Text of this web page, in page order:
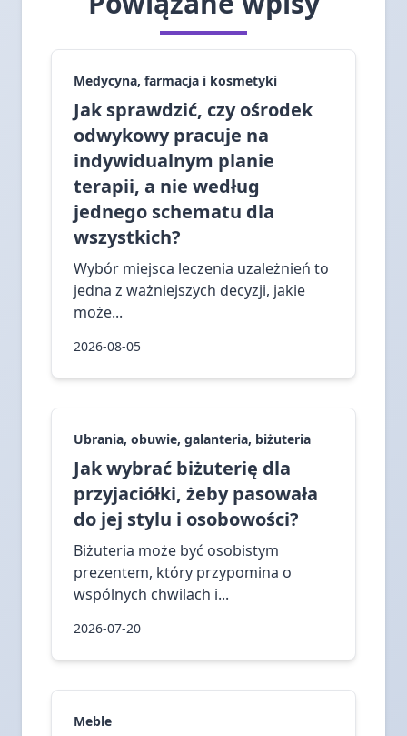
Medycyna, farmacja i kosmetyki
Jak sprawdzić, czy ośrodek
odwykowy pracuje na
indywidualnym planie
terapii, a nie według
jednego schematu dla
wszystkich?
Wybór miejsca leczenia uzależnień to
jedna z ważniejszych decyzji, jakie
może...
2026-08-05
Ubrania, obuwie, galanteria, biżuteria
Jak wybrać biżuterię dla
przyjaciółki, żeby pasowała
do jej stylu i osobowości?
Biżuteria może być osobistym
prezentem, który przypomina o
wspólnych chwilach i...
2026-07-20
Meble